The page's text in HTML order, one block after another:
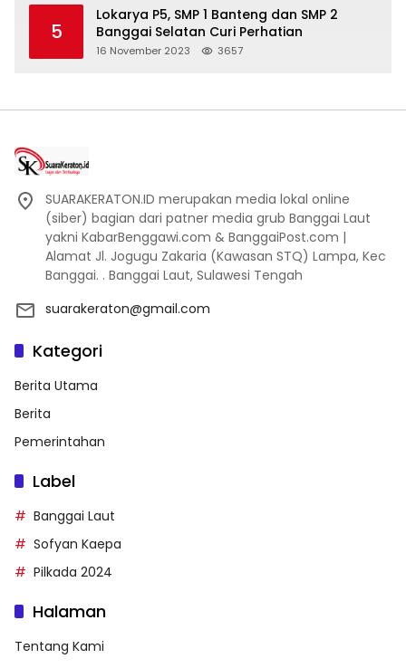
5
Lokarya P5, SMP 1 Banteng dan SMP 2
Banggai Selatan Curi Perhatian
16 November 2023 3657
SUARAKERATON.ID merupakan media lokal online
(siber) bagian dari patner media grub Banggai Laut
yakni KabarBenggawi.com & BanggaiPost.com |
Alamat Jl. Jogugu Zakaria (Kawasan STQ) Lampa, Kec
Banggai. . Banggai Laut, Sulawesi Tengah
suarakeraton@gmail.com
Kategori
Berita Utama
Berita
Pemerintahan
Label
Banggai Laut
Sofyan Kaepa
Pilkada 2024
Halaman
Tentang Kami